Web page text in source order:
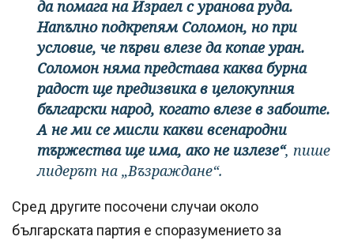
да помага на Израел с уранова руда.
Напълно подкрепям Соломон, но при
условие, че първи влезе да копае уран.
Соломон няма представа каква бурна
радост ще предизвика в целокупния
български народ, когато влезе в забоите.
А не ми се мисли какви всенародни
тържества ще има, ако не излезе“, пише
лидерът на „Възраждане“.
Сред другите посочени случаи около
българската партия е споразумението за